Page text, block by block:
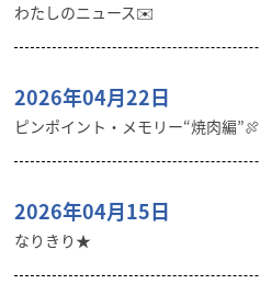
わたしのニュース✉️
2026年04月22日
ピンポイント・メモリー“焼肉編”🍖
2026年04月15日
なりきり★